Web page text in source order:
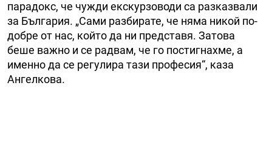
парадокс, че чужди екскурзоводи са разказвали
за България. „Сами разбирате, че няма никой по-
добре от нас, който да ни представя. Затова
беше важно и се радвам, че го постигнахме, а
именно да се регулира тази професия“, каза
Ангелкова.